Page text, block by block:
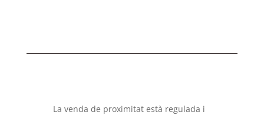
La venda de proximitat està regulada i